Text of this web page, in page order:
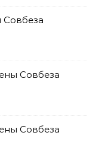
Совбеза
Совбеза